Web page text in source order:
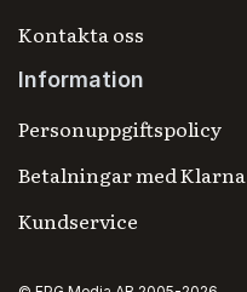
Kontakta oss
Information
Personuppgiftspolicy
Betalningar med Klarna
Kundservice